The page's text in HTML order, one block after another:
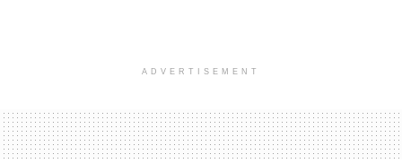
ADVERTISEMENT